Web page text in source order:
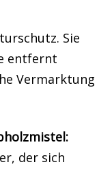
Sie
entfernt
Vermarktung
der sich